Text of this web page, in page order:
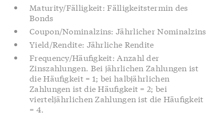
Maturity/Fälligkeit: Fälligkeitstermin des
Bonds
Coupon/Nominalzins: Jährlicher Nominalzins
Yield/Rendite: Jährliche Rendite
Frequency/Häufigkeit: Anzahl der
Zinszahlungen. Bei jährlichen Zahlungen ist
die Häufigkeit = 1; bei halbjährlichen
Zahlungen ist die Häufigkeit = 2; bei
vierteljährlichen Zahlungen ist die Häufigkeit
= 4.